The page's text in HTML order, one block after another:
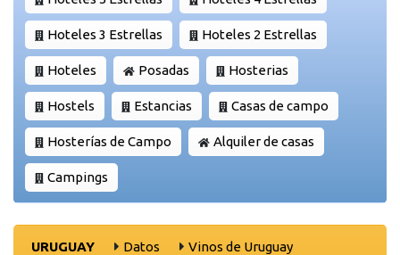
Hoteles 3 Estrellas Hoteles 2 Estrellas
Hoteles Posadas Hosterias
Hostels Estancias Casas de campo
Hosterías de Campo Alquiler de casas
Campings
URUGUAY Datos
Vinos de Uruguay